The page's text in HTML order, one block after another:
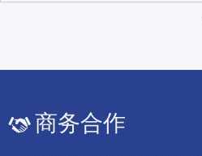
商务合作